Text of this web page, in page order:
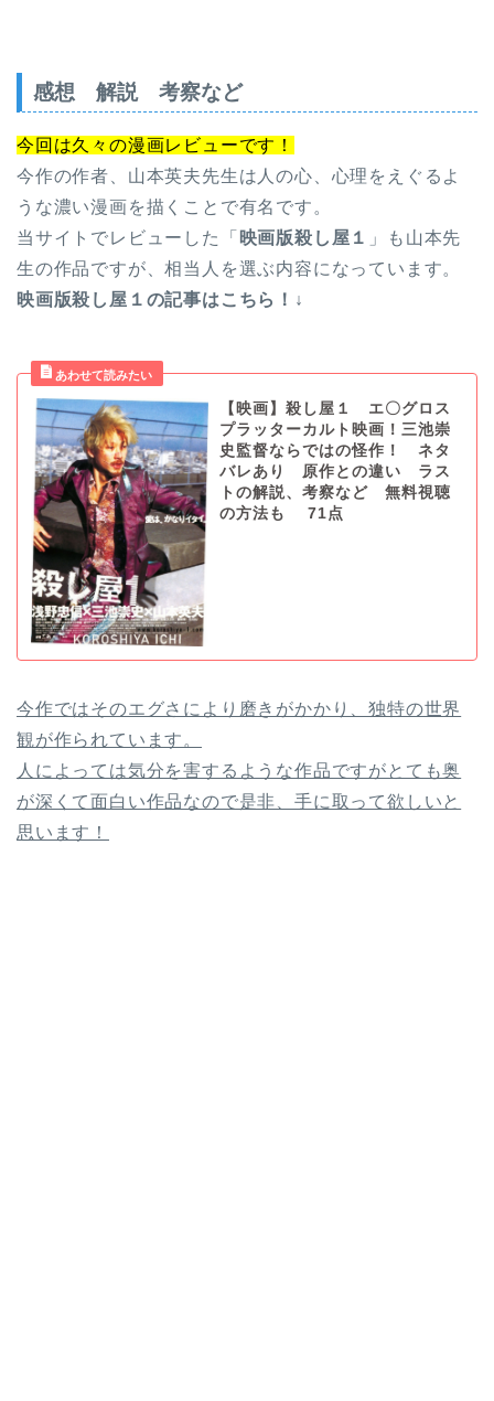
感想 解説 考察など
今回は久々の漫画レビューです！
今作の作者、山本英夫先生は人の心、心理をえぐるよ
うな濃い漫画を描くことで有名です。
当サイトでレビューした「 映画版殺し屋１ 」も山本先
生の作品ですが、相当人を選ぶ内容になっています。
映画版殺し屋１の記事はこちら！↓
【映画】殺し屋１ エ〇グロス
プラッターカルト映画！三池崇
史監督ならではの怪作！ ネタ
バレあり 原作との違い ラス
トの解説、考察など 無料視聴
の方法も 71点
今作ではそのエグさにより磨きがかかり、独特の世界
観が作られています。
人によっては気分を害するような作品ですがとても奥
が深くて面白い作品なので是非、手に取って欲しいと
思います！